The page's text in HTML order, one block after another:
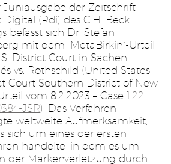
Juniausgabe der Zeitschrift
Digital (Rdi) des C.H. Beck
befasst sich Dr. Stefan
mit dem „MetaBirkin“-Urteil
District Court in Sachen
vs. Rothschild (United States
Court Southern District of New
vom 8.2.2023 – Case1:22-
JSR). Das Verfahren
weltweite Aufmerksamkeit,
sich um eines der ersten
handelte, in dem es um
der Markenverletzung durch